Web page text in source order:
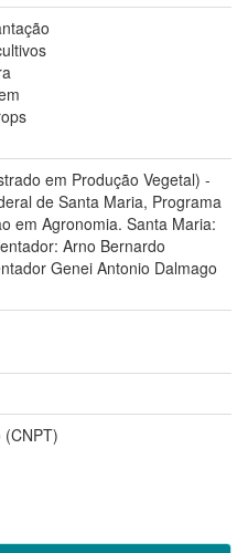
em Produção Vegetal) -
de Santa Maria, Programa
em Agronomia. Santa Maria:
Arno Bernardo
Genei Antonio Dalmago
(CNPT)